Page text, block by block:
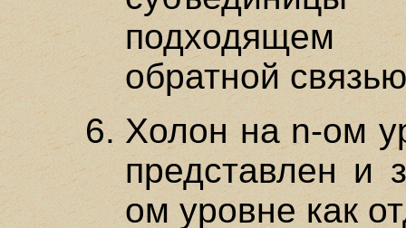
подходящем
обратной
Холон на n-ом
представлен и
ом уровне как